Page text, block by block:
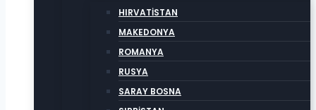
HIRVATİSTAN
MAKEDONYA
ROMANYA
RUSYA
SARAY BOSNA